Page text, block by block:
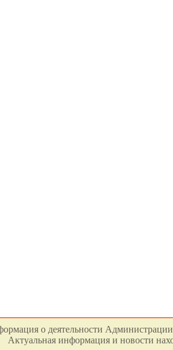
о деятельности
Актуальная информация и новости